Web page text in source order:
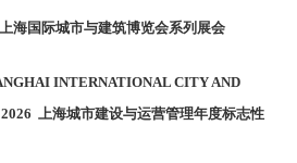
国际城市与建筑博览会系列展会
INTERNATIONAL CITY AND
上海城市建设与运营管理年度标志性